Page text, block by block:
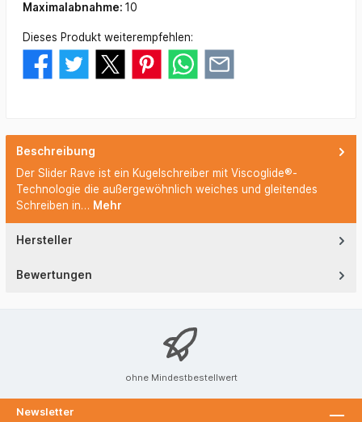
Maximalabnahme: 10
Dieses Produkt weiterempfehlen:
Beschreibung
Der Slider Rave ist ein Kugelschreiber mit Viscoglide®-
Technologie die außergewöhnlich weiches und gleitendes
Schreiben in… Mehr
Hersteller
Bewertungen
ohne Mindestbestellwert
Newsletter